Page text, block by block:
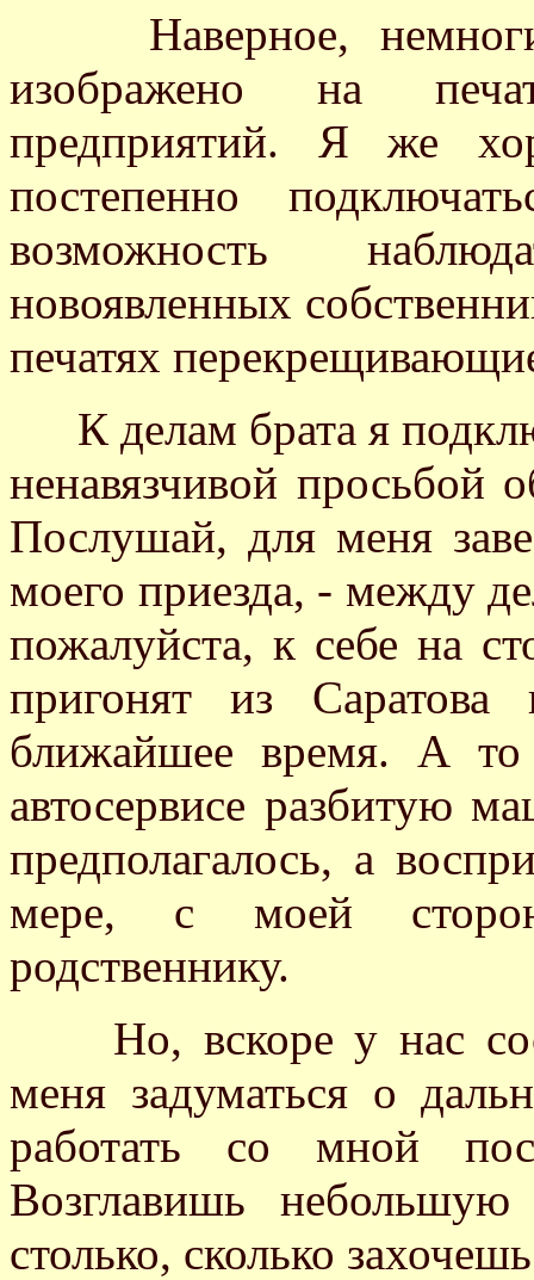
Наверное,
изображено на
предприятий. Я же
постепенно
возможность
новоявленных
печатях
К делам брата я
ненавязчивой просьбой
Послушай, для меня
моего приезда, - между
пожалуйста, к себе на
пригонят из
ближайшее время. А то
автосервисе разбитую
предполагалось, а
мере, с моей
родственнику.
Но, вскоре у нас
меня задуматься о
работать со мной
Возглавишь
столько, сколько